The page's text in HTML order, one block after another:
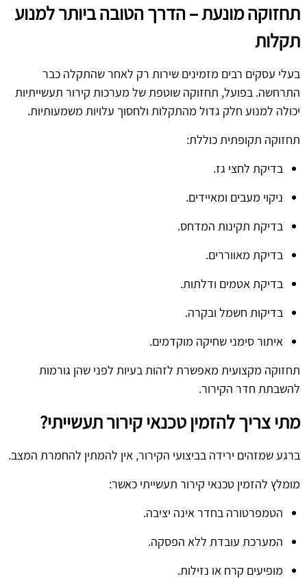
תחזוקה מונעת – הדרך הטובה ביותר למנוע
תקלות
בעלי עסקים רבים מזמינים שירות רק לאחר שהתקלה כבר
התרחשה. בפועל, תחזוקה שוטפת של מערכות קירור תעשייתיות
יכולה למנוע חלק גדול מהתקלות ולחסוך עלויות משמעותיות.
תחזוקה תקופתית כוללת:
בדיקת לחצי גז.
ניקוי מעבים ומאיידים.
בדיקת תקינות המדחס.
בדיקת מאווררים.
בדיקת אטמים ודלתות.
בדיקות חשמל ובקרה.
איתור סימני שחיקה מוקדמים.
תחזוקה מקצועית מאפשרת לזהות בעיות לפני שהן גורמות
להשבתת חדר הקירור.
מתי צריך להזמין טכנאי קירור תעשייתי?
ברגע שמזהים ירידה בביצועי הקירור, אין להמתין להחמרת המצב.
מומלץ להזמין טכנאי קירור תעשייתי כאשר:
הטמפרטורה בחדר אינה יציבה.
המערכת עובדת ללא הפסקה.
מופיעים קרח או נזילות.